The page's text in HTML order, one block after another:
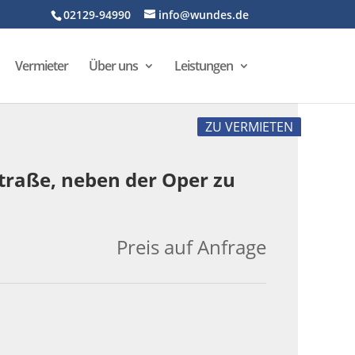
02129-94990 info@wundes.de
Vermieter Über uns Leistungen
ZU VERMIETEN
neben der Oper zu
Preis auf Anfrage